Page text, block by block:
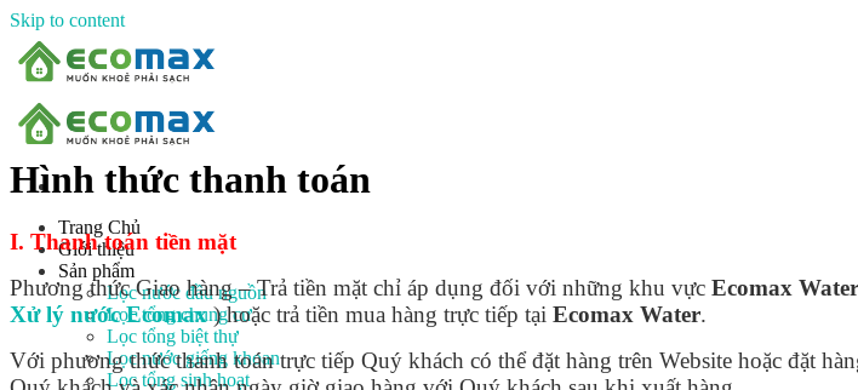
Skip to content
Trang Chủ
Giới thiệu
Sản phẩm
Lọc nước đầu nguồn
Lọc tổng chung cư
Lọc tổng biệt thự
Lọc nước giếng khoan
Lọc tổng sinh hoạt
Hình thức thanh toán
I. Thanh toán tiền mặt
Phương thức Giao hàng – Trả tiền mặt chỉ áp dụng đối với những khu vực Ecomax Water
Xử lý nước Ecomax) hoặc trả tiền mua hàng trực tiếp tại Ecomax Water.
Với phương thức thanh toán trực tiếp Quý khách có thể đặt hàng trên Website hoặc đặt